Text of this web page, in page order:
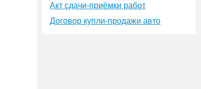
Акт сдачи-приёмки работ
Договор купли-продажи авто